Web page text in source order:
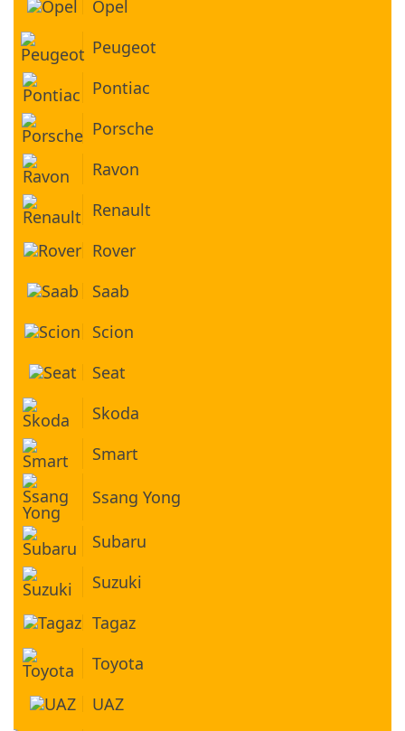
Opel
Peugeot
Pontiac
Porsche
Ravon
Renault
Rover
Saab
Scion
Seat
Skoda
Smart
Ssang Yong
Subaru
Suzuki
Tagaz
Toyota
UAZ